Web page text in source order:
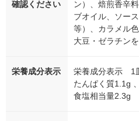
確認ください
ン）、焙煎香辛
ブオイル、ソー
等）、カラメル
大豆・ゼラチンを
栄養成分表示
栄養成分表示 1
たんぱく質1.1g
食塩相当量2.3g